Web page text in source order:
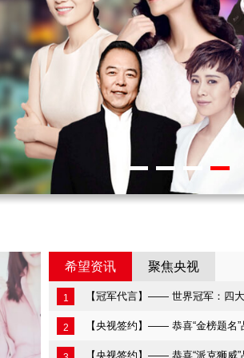
希望资讯 聚焦央视
1 【冠军代言】—— 世界冠军：四
2 【央视签约】—— 恭喜“金榜题名
【央视签约】—— 恭喜“派克狮威